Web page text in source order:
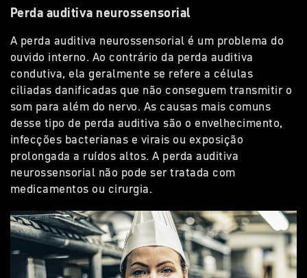
Perda auditiva neurossensorial
A perda auditiva neurossensorial é um problema do
ouvido interno. Ao contrário da perda auditiva
condutiva, ela geralmente se refere a células
ciliadas danificadas que não conseguem transmitir o
som para além do nervo. As causas mais comuns
desse tipo de perda auditiva são o envelhecimento,
infecções bacterianas e virais ou exposição
prolongada a ruídos altos. A perda auditiva
neurossensorial não pode ser tratada com
medicamentos ou cirurgia.